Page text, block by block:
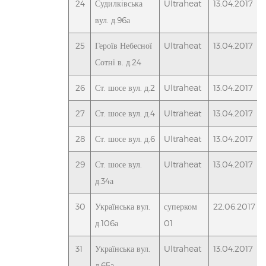
24
Судилкiвська
вул. д.96а
Ultraheat 13.04.2017
25
Героїв Небесної
Сотнi в. д.24
Ultraheat 13.04.2017
26 Ст. шосе вул. д.2 Ultraheat 13.04.2017
27 Ст. шосе вул. д.4 Ultraheat 13.04.2017
28 Ст. шосе вул. д.6 Ultraheat 13.04.2017
29
Ст. шосе вул.
д.34а
Ultraheat 13.04.2017
30
Українська вул.
д.106а
суперком
01
22.06.2017
31
Українська вул.
Ultraheat 13.04.2017